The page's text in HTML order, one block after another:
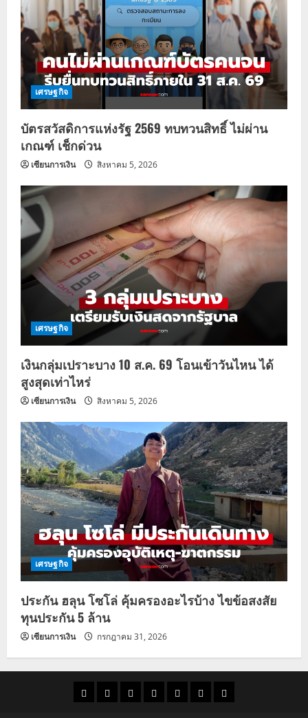
เศรษฐกิจ
บัตรสวัสดิการแห่งรัฐ 2569 ทบทวนสิทธิ์ ไม่ผ่าน
เกณฑ์ เช็กด่วน
เซียนการเงิน สิงหาคม 5, 2026
เศรษฐกิจ
เงินกลุ่มเปราะบาง 10 ส.ค. 69 โอนเข้าวันไหน ได้
สูงสุดเท่าไหร่
เซียนการเงิน สิงหาคม 5, 2026
เศรษฐกิจ
ประกัน ฮลุน โซโล่ คุ้มครองอะไรบ้าง ไขข้อสงสัย
ทุนประกัน 5 ล้าน
เซียนการเงิน กรกฎาคม 31, 2026
ราคาแนว
ข่าว
ข่าว
ดูด
ที่
ผู้ชาย